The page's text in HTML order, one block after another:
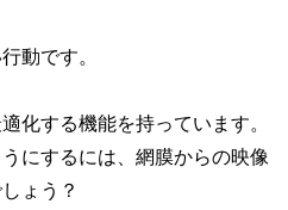
動です。
化する機能を持っています。
にするには、網膜からの映像
ょう？